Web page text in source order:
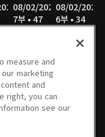
08/02/2026
7부 • 47
08/02/2026
6부 • 34
08/02/2026
1부 • 27
분
7부 • 21
분
measure and
marketing
and
right, you can
see our